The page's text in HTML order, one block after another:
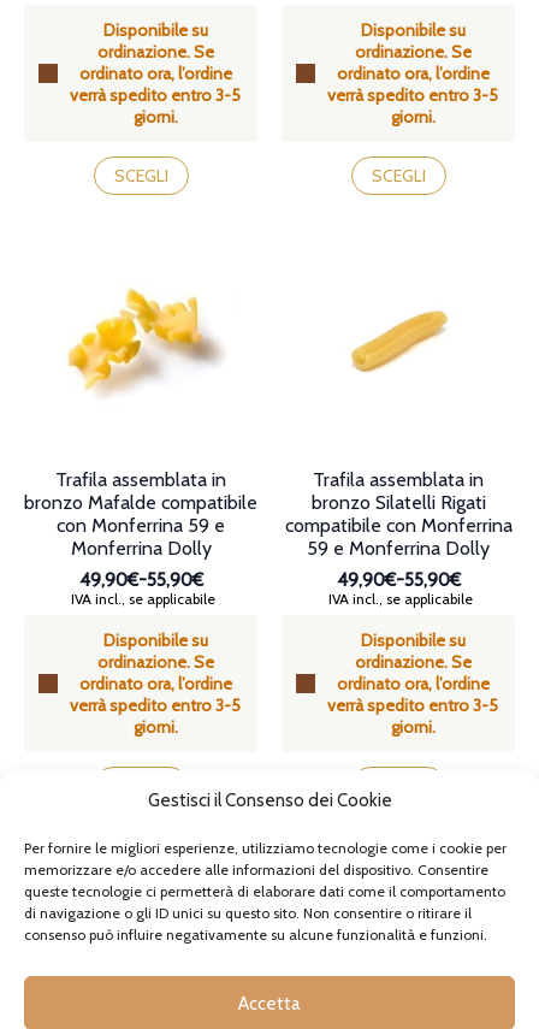
Gestisci il Consenso dei Cookie
Per fornire le migliori esperienze, utilizziamo tecnologie come i cookie per
memorizzare e/o accedere alle informazioni del dispositivo. Consentire
queste tecnologie ci permetterà di elaborare dati come il comportamento
di navigazione o gli ID unici su questo sito. Non consentire o ritirare il
consenso può influire negativamente su alcune funzionalità e funzioni.
Accetta
Disponibile su
ordinazione. Se
ordinato ora, l’ordine
verrà spedito entro 3-5
giorni.
prezzo:
da
49,90€
a
55,90€
SCEGLI
Questo
prodotto
ha
opzioni
possono
essere
scelte
nella
pagina
Disponibile su
ordinazione. Se
ordinato ora, l’ordine
verrà spedito entro 3-5
giorni.
prezzo:
da
49,90€
a
55,90€
SCEGLI
Questo
prodotto
ha
possono
essere
scelte
nella
Disponibile su
ordinazione. Se
ordinato ora, l’ordine
verrà spedito entro 3-5
giorni.
Trafila assemblata in
bronzo Mafalde compatibile
con Monferrina 59 e
Monferrina Dolly
49,90€-55,90€
Fascia
prezzo:
da
49,90€
a
55,90€
IVA incl., se applicabile
Questo
varianti.
Le
opzioni
possono
essere
Disponibile su
ordinazione. Se
ordinato ora, l’ordine
verrà spedito entro 3-5
giorni.
Trafila assemblata in
bronzo Silatelli Rigati
compatibile con Monferrina
59 e Monferrina Dolly
49,90€-55,90€
Fascia
prezzo:
da
49,90€
a
55,90€
IVA incl., se applicabile
Questo
ha
varianti.
Le
opzioni
possono
essere